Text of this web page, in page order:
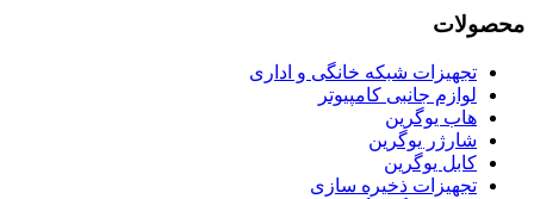
محصولات
تجهیزات شبکه خانگی و اداری
لوازم جانبی کامپیوتر
هاب یوگرین
شارژر یوگرین
کابل یوگرین
تجهیزات ذخیره سازی